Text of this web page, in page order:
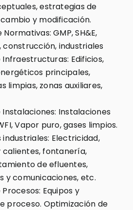
estrategias de
y modificación.
GMP, SH&E,
construcción, industriales
Edificios,
principales,
limpias, zonas auxiliares,
Instalaciones
Vapor puro, gases limpios.
Electricidad,
calientes, fontanería,
de efluentes,
y comunicaciones, etc.
Equipos y
proceso. Optimización de